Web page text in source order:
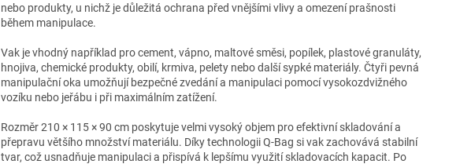
nebo produkty, u nichž je důležitá ochrana před vnějšími vlivy a omezení prašnosti
během manipulace.
Vak je vhodný například pro cement, vápno, maltové směsi, popílek, plastové granuláty,
hnojiva, chemické produkty, obilí, krmiva, pelety nebo další sypké materiály. Čtyři pevná
manipulační oka umožňují bezpečné zvedání a manipulaci pomocí vysokozdvižného
vozíku nebo jeřábu i při maximálním zatížení.
Rozměr 210 × 115 × 90 cm poskytuje velmi vysoký objem pro efektivní skladování a
přepravu většího množství materiálu. Díky technologii Q-Bag si vak zachovává stabilní
tvar, což usnadňuje manipulaci a přispívá k lepšímu využití skladovacích kapacit. Po